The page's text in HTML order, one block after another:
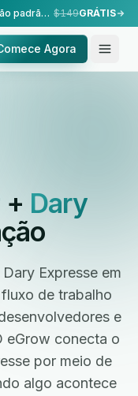
Configuração feita para você — configuração padrão, realizada pela nossa equipe. $149GRÁTIS
Agora
+ Dary
Expresse em
de trabalho
e
eGrow conecta o
por meio de
algo acontece